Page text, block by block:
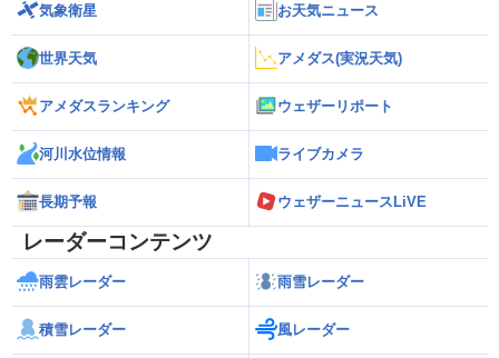
気象衛星 お天気ニュース
世界天気 アメダス(実況天気)
アメダスランキング ウェザーリポート
河川水位情報 ライブカメラ
長期予報 ウェザーニュースLiVE
レーダーコンテンツ
雨雲レーダー 雨雪レーダー
積雪レーダー 風レーダー